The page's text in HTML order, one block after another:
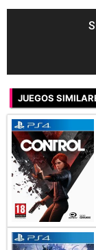
JUEGOS